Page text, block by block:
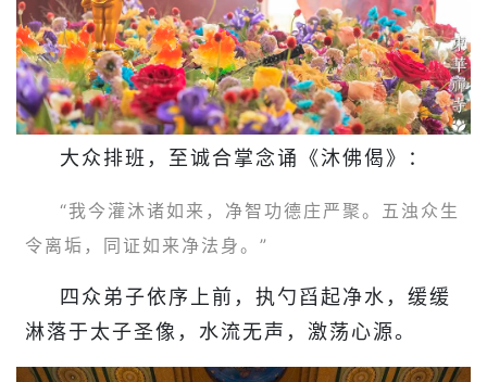
大众排班，至诚合掌念诵《沐佛偈》：
“我今灌沐诸如来，净智功德庄严聚。五浊众生
令离垢，同证如来净法身。”
四众弟子依序上前，执勺舀起净水，缓缓
淋落于太子圣像，水流无声，激荡心源。